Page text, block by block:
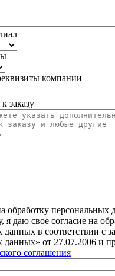
компании
заказу
обработку персональных
я даю свое согласие на
данных в соответствии с
данных» от 27.07.2006 и
соглашения